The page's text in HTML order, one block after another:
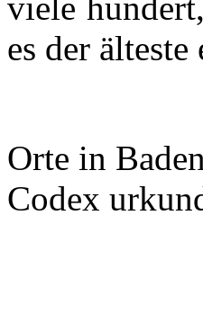
es der
Orte in
Codex